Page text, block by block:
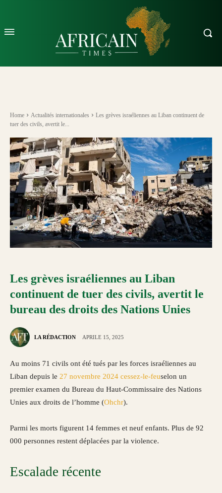
Home Actualités internationales
Les grèves israéliennes au Liban continuent de
tuer des civils, avertit le...
Les grèves israéliennes au Liban
continuent de tuer des civils, avertit le
bureau des droits des Nations Unies
LA RÉDACTION APRILE 15, 2025
Au moins 71 civils ont été tués par les forces israéliennes au
Liban depuis le 27 novembre 2024 cessez-le-feuselon un
premier examen du Bureau du Haut-Commissaire des Nations
Unies aux droits de l’homme (Ohchr).
Parmi les morts figurent 14 femmes et neuf enfants. Plus de 92
000 personnes restent déplacées par la violence.
Escalade récente